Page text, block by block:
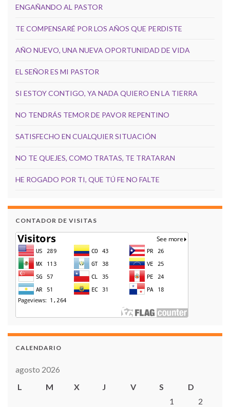
ENGAÑANDO AL PASTOR
TE COMPENSARÉ POR LOS AÑOS QUE PERDISTE
AÑO NUEVO, UNA NUEVA OPORTUNIDAD DE VIDA
EL SEÑOR ES MI PASTOR
SI ESTOY CONTIGO, YA NADA QUIERO EN LA TIERRA
NO TENDRÁS TEMOR DE PAVOR REPENTINO
SATISFECHO EN CUALQUIER SITUACIÓN
NO TE QUEJES, COMO TRATAS, TE TRATARAN
HE ROGADO POR TI, QUE TÚ FE NO FALTE
CONTADOR DE VISITAS
CALENDARIO
agosto 2026
L
M X J V S
D
1
2